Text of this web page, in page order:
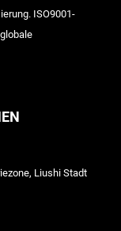
ISO9001-
Liushi Stadt